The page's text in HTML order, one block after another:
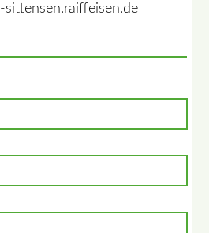
sittensen.raiffeisen.de